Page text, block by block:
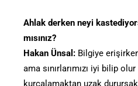
Ahlak derken neyi
mısınız?
Hakan Ünsal: Bilgiye
ama sınırlarımızı iyi bilip
kurcalamaktan uzak durursak